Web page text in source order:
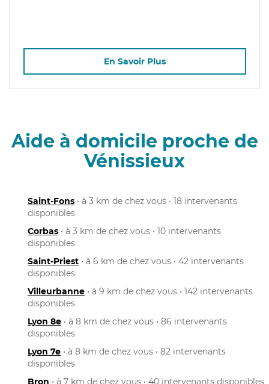
En Savoir Plus
Aide à domicile proche de
Vénissieux
Saint-Fons • à 3 km de chez vous • 18 intervenants
disponibles
Corbas • à 3 km de chez vous • 10 intervenants
disponibles
Saint-Priest • à 6 km de chez vous • 42 intervenants
disponibles
Villeurbanne • à 9 km de chez vous • 142 intervenants
disponibles
Lyon 8e • à 8 km de chez vous • 86 intervenants
disponibles
Lyon 7e • à 8 km de chez vous • 82 intervenants
disponibles
Bron • à 7 km de chez vous • 40 intervenants disponibles